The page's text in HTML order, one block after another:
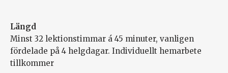
Längd
Minst 32 lektionstimmar á 45 minuter, vanligen
fördelade på 4 helgdagar. Individuellt hemarbete
tillkommer